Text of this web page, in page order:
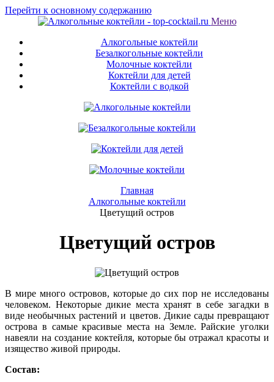
Перейти к основному содержанию
Меню
Алкогольные коктейли
Безалкогольные коктейли
Молочные коктейли
Коктейли для детей
Коктейли с водкой
Главная
Алкогольные коктейли
Цветущий остров
Цветущий остров
В мире много островов, которые до сих пор не исследованы
человеком. Некоторые дикие места хранят в себе загадки в
виде необычных растений и цветов. Дикие сады превращают
острова в самые красивые места на Земле. Райские уголки
навеяли на создание коктейля, которые бы отражал красоты и
изящество живой природы.
Состав: